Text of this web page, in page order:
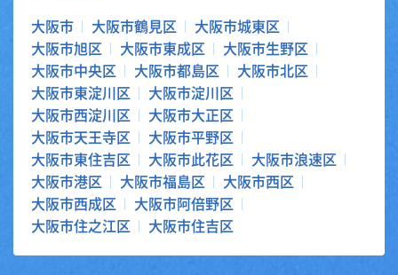
大阪市 大阪市鶴見区
大阪市城東区
大阪市旭区
大阪市東成区
大阪市生野区
大阪市中央区
大阪市都島区
大阪市北区
大阪市東淀川区
大阪市淀川区
大阪市西淀川区
大阪市大正区
大阪市天王寺区
大阪市平野区
大阪市東住吉区
大阪市此花区
大阪市浪速区
大阪市港区
大阪市福島区
大阪市西区
大阪市西成区
大阪市阿倍野区
大阪市住之江区
大阪市住吉区